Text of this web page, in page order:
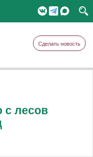
Сделать новость
с лесов